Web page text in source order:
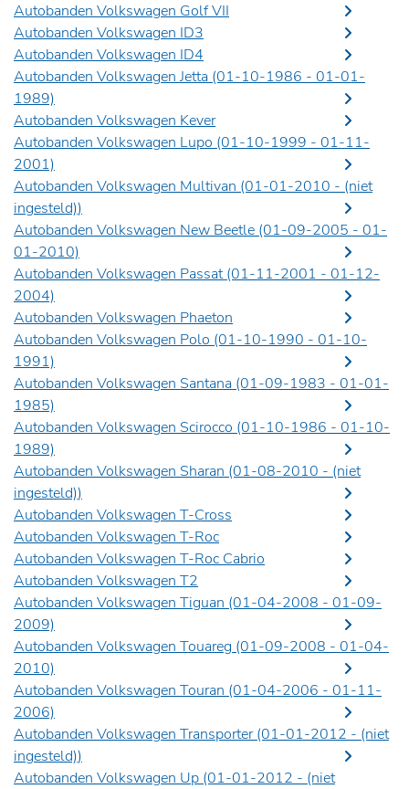
Autobanden Volkswagen Golf VII
Autobanden Volkswagen ID3
Autobanden Volkswagen ID4
Autobanden Volkswagen Jetta (01-10-1986 - 01-01-
1989)
Autobanden Volkswagen Kever
Autobanden Volkswagen Lupo (01-10-1999 - 01-11-
2001)
Autobanden Volkswagen Multivan (01-01-2010 - (niet
ingesteld))
Autobanden Volkswagen New Beetle (01-09-2005 - 01-
01-2010)
Autobanden Volkswagen Passat (01-11-2001 - 01-12-
2004)
Autobanden Volkswagen Phaeton
Autobanden Volkswagen Polo (01-10-1990 - 01-10-
1991)
Autobanden Volkswagen Santana (01-09-1983 - 01-01-
1985)
Autobanden Volkswagen Scirocco (01-10-1986 - 01-10-
1989)
Autobanden Volkswagen Sharan (01-08-2010 - (niet
ingesteld))
Autobanden Volkswagen T-Cross
Autobanden Volkswagen T-Roc
Autobanden Volkswagen T-Roc Cabrio
Autobanden Volkswagen T2
Autobanden Volkswagen Tiguan (01-04-2008 - 01-09-
2009)
Autobanden Volkswagen Touareg (01-09-2008 - 01-04-
2010)
Autobanden Volkswagen Touran (01-04-2006 - 01-11-
2006)
Autobanden Volkswagen Transporter (01-01-2012 - (niet
ingesteld))
Autobanden Volkswagen Up (01-01-2012 - (niet